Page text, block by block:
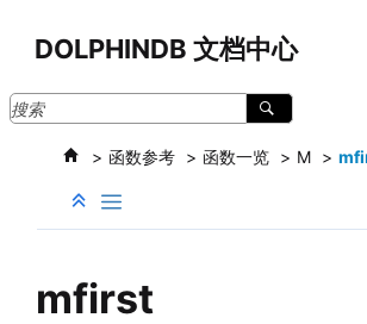
DOLPHINDB 文档中心
函数参考 函数一览 M
mfirst